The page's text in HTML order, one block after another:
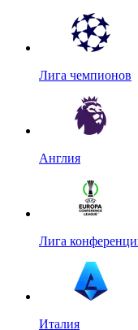
Лига чемпионов
Англия
Лига
Италия